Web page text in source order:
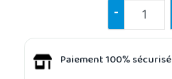
-
Paiement 100% sécurisé